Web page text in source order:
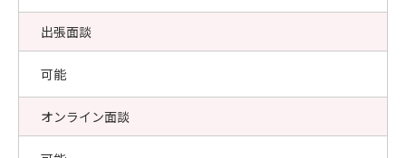
出張面談
可能
オンライン面談